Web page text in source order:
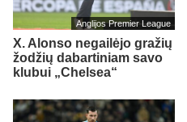
Anglijos Premier League
X. Alonso negailėjo gražių
žodžių dabartiniam savo
klubui „Chelsea“